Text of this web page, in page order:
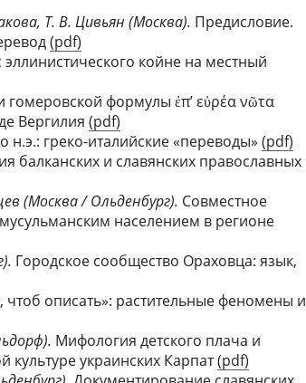
Т. В. Цивьян (Москва). Предисловие.
(pdf)
койне на местный
гомеровской формулы ἐπ’ εὐρέα νῶτα
Вергилия (pdf)
н.э.: греко-италийские «переводы» (pdf)
балканских и славянских православных
(Москва / Ольденбург). Совместное
населением в регионе
Городское сообщество Ораховца: язык,
чтоб описать»: растительные феномены и
Мифология детского плача и
украинских Карпат(pdf)